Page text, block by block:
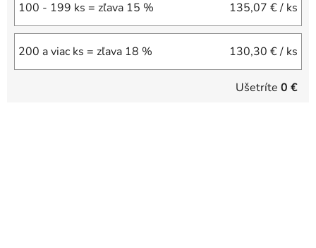
100 - 199 ks = zľava 15 % 135,07 €/ ks
200 a viac ks = zľava 18 % 130,30 €/ ks
Ušetríte 0 €